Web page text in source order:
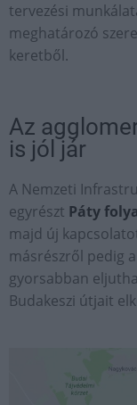
tervezési
meghatározó
keretből.
Az
is jól jár
A Nemzeti
egyrészt Páty
majd új
másrészről pedig
gyorsabban
Budakeszi útjait